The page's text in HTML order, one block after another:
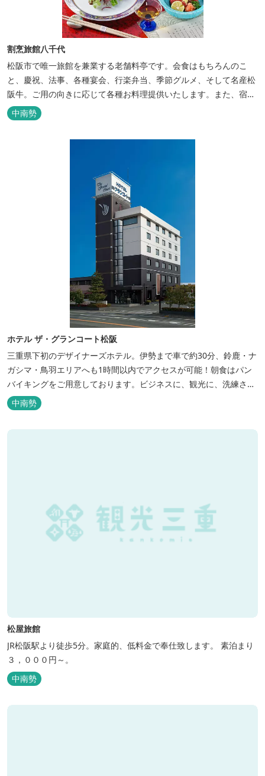
割烹旅館八千代
松阪市で唯一旅館を兼業する老舗料亭です。会食はもちろんのこ
と、慶祝、法事、各種宴会、行楽弁当、季節グルメ、そして名産松
阪牛。ご用の向きに応じて各種お料理提供いたします。また、宿泊
のご用もたまわります。 国登録有形文化財に選ばれた純木造建築で
昔風情をお楽しみください。
中南勢
ホテル ザ・グランコート松阪
三重県下初のデザイナーズホテル。伊勢まで車で約30分、鈴鹿・ナ
ガシマ・鳥羽エリアへも1時間以内でアクセスが可能！朝食はパン
バイキングをご用意しております。ビジネスに、観光に、洗練され
た空間の中で上質なひとときをお過ごしください。
中南勢
松屋旅館
JR松阪駅より徒歩5分。家庭的、低料金で奉仕致します。 素泊まり
３，０００円～。
中南勢